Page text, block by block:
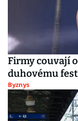
Firmy couvají
duhovému
Byznys